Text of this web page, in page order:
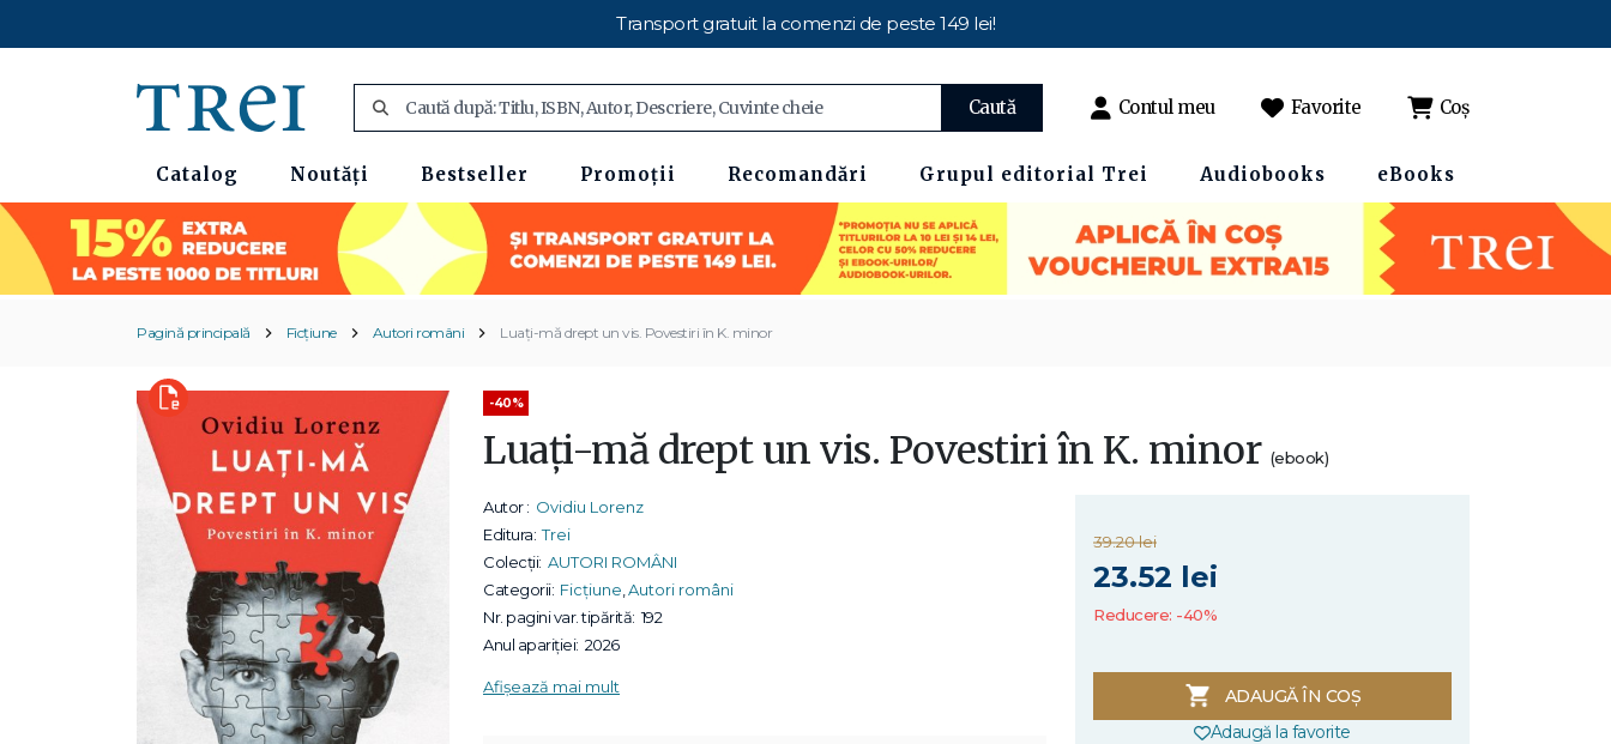
Transport gratuit la comenzi de peste 149 lei!
Caută Contul meu Favorite Coș
Catalog Noutăți Bestseller Promoții Recomandări Grupul editorial Trei Audiobooks eBooks
Pagină principală Ficțiune Autori români Luați-mă drept un vis. Povestiri în K. minor
-40%
Luați-mă drept un vis. Povestiri în K. minor (ebook)
Autor : Ovidiu Lorenz
Editura: Trei
Colecții: AUTORI ROMÂNI
Categorii: Ficțiune Autori români
Nr. pagini var. tipărită: 192
Anul apariției: 2026
Afișează mai mult
39.20 lei
23.52 lei
Reducere: -40%
ADAUGĂ ÎN COȘ
Adaugă la favorite